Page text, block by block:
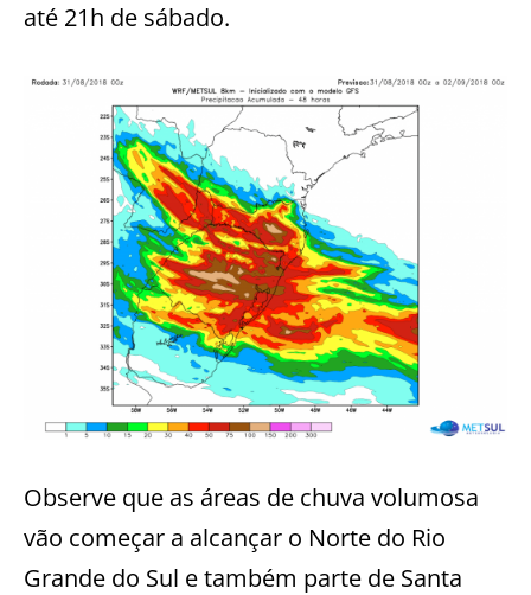
até 21h de sábado.
Observe que as áreas de chuva volumosa
vão começar a alcançar o Norte do Rio
Grande do Sul e também parte de Santa